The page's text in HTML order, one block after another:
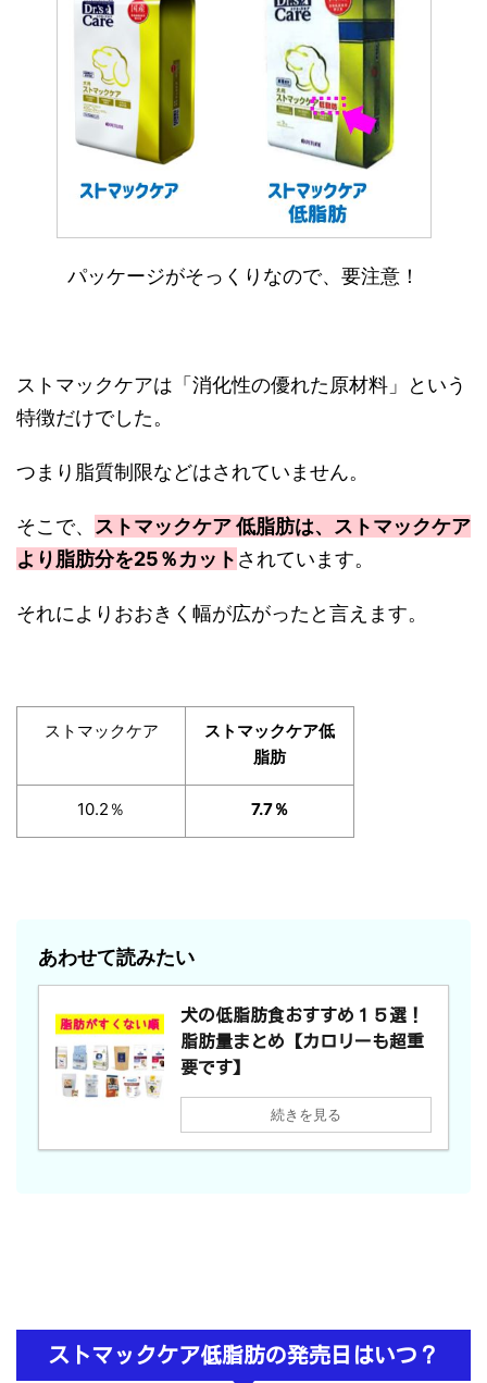
パッケージがそっくりなので、要注意！
ストマックケアは「消化性の優れた原材料」という
特徴だけでした。
つまり脂質制限などはされていません。
そこで、 ストマックケア 低脂肪は、ストマックケア
より脂肪分を25％カット されています。
それによりおおきく幅が広がったと言えます。
ストマックケア
ストマックケア低
脂肪
10.2％ 7.7％
あわせて読みたい
犬の低脂肪食おすすめ１５選！
脂肪量まとめ【カロリーも超重
要です】
続きを見る
ストマックケア低脂肪の発売日はいつ？